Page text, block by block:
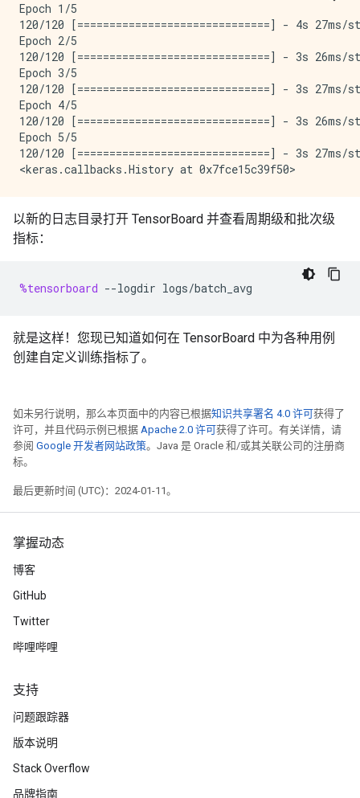
Epoch 1/5
120/120 [==============================] - 4s
Epoch 2/5
120/120 [==============================] - 3s
Epoch 3/5
120/120 [==============================] - 3s
Epoch 4/5
120/120 [==============================] - 3s
Epoch 5/5
120/120 [==============================] - 3s
以新的日志目录打开 TensorBoard 并查看周期级和批次级
指标：
%tensorboard --logdir logs/batch_avg
就是这样！您现已知道如何在 TensorBoard 中为各种用例
创建自定义训练指标了。
如未另行说明，那么本页面中的内容已根据知识共享署名 4.0 许可获得了
许可，并且代码示例已根据 Apache 2.0 许可获得了许可。有关详情，请
参阅 Google 开发者网站政策。Java 是 Oracle 和/或其关联公司的注册商
标。
最后更新时间 (UTC)：2024-01-11。
掌握动态
博客
GitHub
Twitter
哔哩哔哩
支持
问题跟踪器
版本说明
Stack Overflow
品牌指南